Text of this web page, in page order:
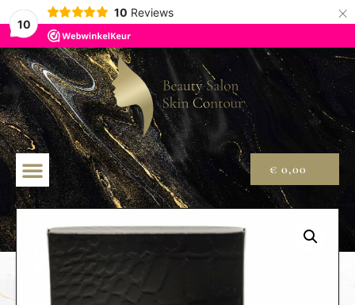
10
10 Reviews ×
€ 0,00